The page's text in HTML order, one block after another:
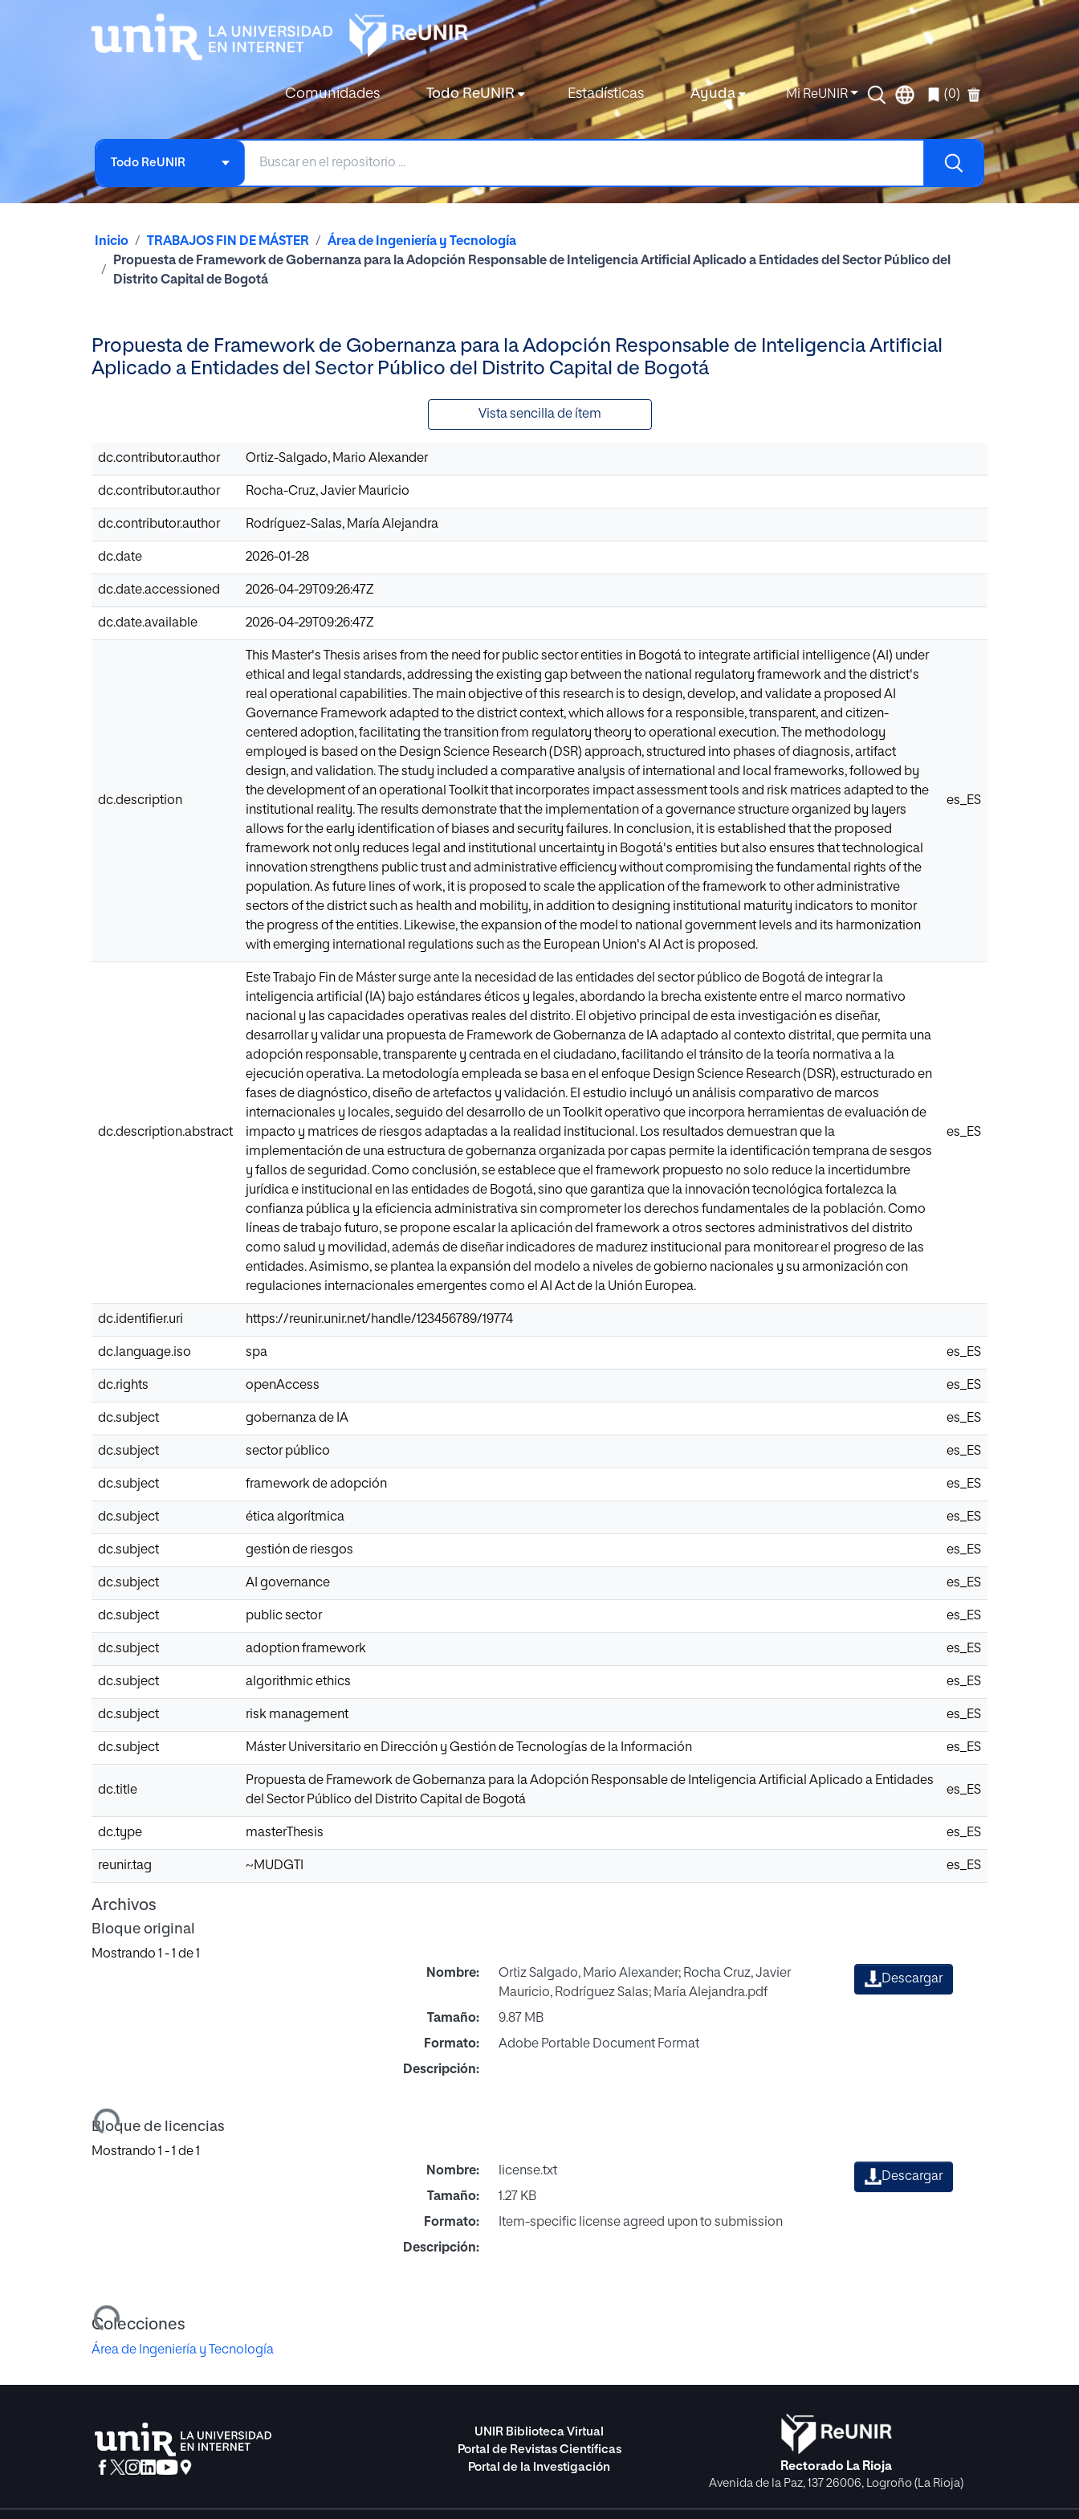
Comunidades Todo ReUNIR Estadísticas Ayuda Mi ReUNIR (0)
Todo ReUNIR
Inicio TRABAJOS FIN DE MÁSTER
Área de Ingeniería y Tecnología
Propuesta de Framework de Gobernanza para la Adopción Responsable de Inteligencia Artificial Aplicado a Entidades del Sector Público del
Distrito Capital de Bogotá
Propuesta de Framework de Gobernanza para la Adopción Responsable de Inteligencia Artificial
Aplicado a Entidades del Sector Público del Distrito Capital de Bogotá
Vista sencilla de ítem
dc.contributor.author Ortiz-Salgado, Mario Alexander
dc.contributor.author Rocha-Cruz, Javier Mauricio
dc.contributor.author Rodríguez-Salas, María Alejandra
dc.date 2026-01-28
dc.date.accessioned 2026-04-29T09:26:47Z
dc.date.available 2026-04-29T09:26:47Z
dc.description
This Master's Thesis arises from the need for public sector entities in Bogotá to integrate artificial intelligence (AI) under
ethical and legal standards, addressing the existing gap between the national regulatory framework and the district's
real operational capabilities. The main objective of this research is to design, develop, and validate a proposed AI
Governance Framework adapted to the district context, which allows for a responsible, transparent, and citizen-
centered adoption, facilitating the transition from regulatory theory to operational execution. The methodology
employed is based on the Design Science Research (DSR) approach, structured into phases of diagnosis, artifact
design, and validation. The study included a comparative analysis of international and local frameworks, followed by
the development of an operational Toolkit that incorporates impact assessment tools and risk matrices adapted to the
institutional reality. The results demonstrate that the implementation of a governance structure organized by layers
allows for the early identification of biases and security failures. In conclusion, it is established that the proposed
framework not only reduces legal and institutional uncertainty in Bogotá's entities but also ensures that technological
innovation strengthens public trust and administrative efficiency without compromising the fundamental rights of the
population. As future lines of work, it is proposed to scale the application of the framework to other administrative
sectors of the district such as health and mobility, in addition to designing institutional maturity indicators to monitor
the progress of the entities. Likewise, the expansion of the model to national government levels and its harmonization
with emerging international regulations such as the European Union's AI Act is proposed.
es_ES
dc.description.abstract
Este Trabajo Fin de Máster surge ante la necesidad de las entidades del sector público de Bogotá de integrar la
inteligencia artificial (IA) bajo estándares éticos y legales, abordando la brecha existente entre el marco normativo
nacional y las capacidades operativas reales del distrito. El objetivo principal de esta investigación es diseñar,
desarrollar y validar una propuesta de Framework de Gobernanza de IA adaptado al contexto distrital, que permita una
adopción responsable, transparente y centrada en el ciudadano, facilitando el tránsito de la teoría normativa a la
ejecución operativa. La metodología empleada se basa en el enfoque Design Science Research (DSR), estructurado en
fases de diagnóstico, diseño de artefactos y validación. El estudio incluyó un análisis comparativo de marcos
internacionales y locales, seguido del desarrollo de un Toolkit operativo que incorpora herramientas de evaluación de
impacto y matrices de riesgos adaptadas a la realidad institucional. Los resultados demuestran que la
implementación de una estructura de gobernanza organizada por capas permite la identificación temprana de sesgos
y fallos de seguridad. Como conclusión, se establece que el framework propuesto no solo reduce la incertidumbre
jurídica e institucional en las entidades de Bogotá, sino que garantiza que la innovación tecnológica fortalezca la
confianza pública y la eficiencia administrativa sin comprometer los derechos fundamentales de la población. Como
líneas de trabajo futuro, se propone escalar la aplicación del framework a otros sectores administrativos del distrito
como salud y movilidad, además de diseñar indicadores de madurez institucional para monitorear el progreso de las
entidades. Asimismo, se plantea la expansión del modelo a niveles de gobierno nacionales y su armonización con
regulaciones internacionales emergentes como el AI Act de la Unión Europea.
es_ES
dc.identifier.uri https://reunir.unir.net/handle/123456789/19774
dc.language.iso spa es_ES
dc.rights openAccess es_ES
dc.subject gobernanza de IA es_ES
dc.subject sector público es_ES
dc.subject framework de adopción es_ES
dc.subject ética algorítmica es_ES
dc.subject gestión de riesgos es_ES
dc.subject AI governance es_ES
dc.subject public sector es_ES
dc.subject adoption framework es_ES
dc.subject algorithmic ethics es_ES
dc.subject risk management es_ES
dc.subject Máster Universitario en Dirección y Gestión de Tecnologías de la Información es_ES
dc.title
Propuesta de Framework de Gobernanza para la Adopción Responsable de Inteligencia Artificial Aplicado a Entidades
del Sector Público del Distrito Capital de Bogotá
es_ES
dc.type masterThesis es_ES
reunir.tag ~MUDGTI es_ES
Archivos
Bloque original
Mostrando 1 - 1 de 1
Cargando...
Nombre:
Ortiz Salgado, Mario Alexander; Rocha Cruz, Javier
Mauricio, Rodríguez Salas; María Alejandra.pdf
Tamaño:
9.87 MB
Formato:
Adobe Portable Document Format
Descripción:
Descargar
Bloque de licencias
Mostrando 1 - 1 de 1
Cargando...
Nombre:
license.txt
Tamaño:
1.27 KB
Formato:
Item-specific license agreed upon to submission
Descripción:
Descargar
Colecciones
Área de Ingeniería y Tecnología
UNIR Biblioteca Virtual
Portal de Revistas Científicas
Portal de la Investigación
Rectorado La Rioja
Avenida de la Paz, 137 26006, Logroño (La Rioja)